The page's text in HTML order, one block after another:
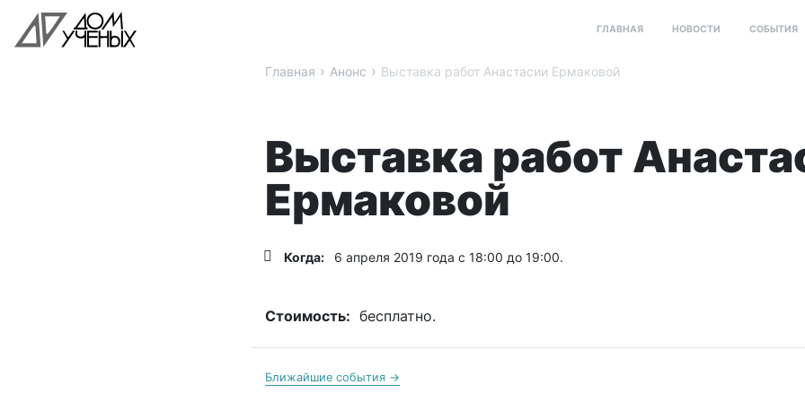
ГЛАВНАЯ НОВОСТИ СОБЫТИЯ
Главная › Анонс › Выставка работ Анастасии Ермаковой
Выставка работ
Ермаковой
Когда: 6 апреля 2019 года с 18:00 до 19:00.
Стоимость: бесплатно.
Ближайшие события →